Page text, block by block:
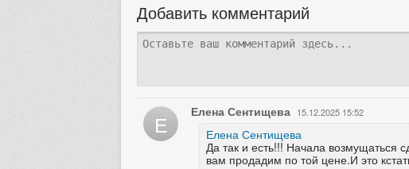
Добавить комментарий
Е Елена Сентищева 15.12.2025 15:52
Елена Сентищева
Да так и есть!!! Начала
вам продадим по той цене.И это